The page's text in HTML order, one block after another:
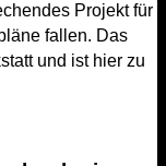
Projekt für
fallen. Das
und ist hier zu